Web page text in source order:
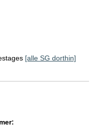
[alle SG dorthin]